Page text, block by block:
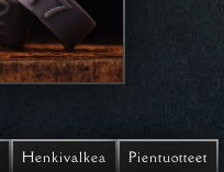
Henkivalkea
Pientuotteet